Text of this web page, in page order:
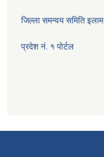
जिल्ला समन्वय समिति इलाम
प्रदेश नं. १ पोर्टल